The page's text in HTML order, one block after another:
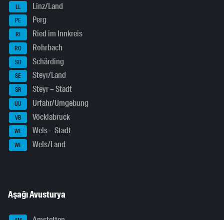
LL Linz/Land
PE Perg
RI Ried im Innkreis
RO Rohrbach
SD Schärding
SE Steyr/Land
SR Steyr – Stadt
UU Urfahr/Umgebung
VB Vöcklabruck
WE Wels – Stadt
WL Wels/Land
Aşağı Avusturya